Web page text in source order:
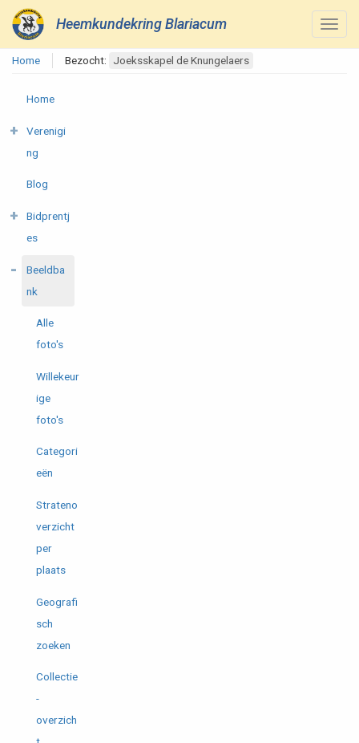
Heemkundekring Blariacum
Home Bezocht: Joeksskapel de Knungelaers
Home
Verenigi
ng
Blog
Bidprentj
es
Beeldba
nk
Alle
foto's
Willekeur
ige
foto's
Categori
eën
Strateno
verzicht
per
plaats
Geografi
sch
zoeken
Collectie
-
overzich